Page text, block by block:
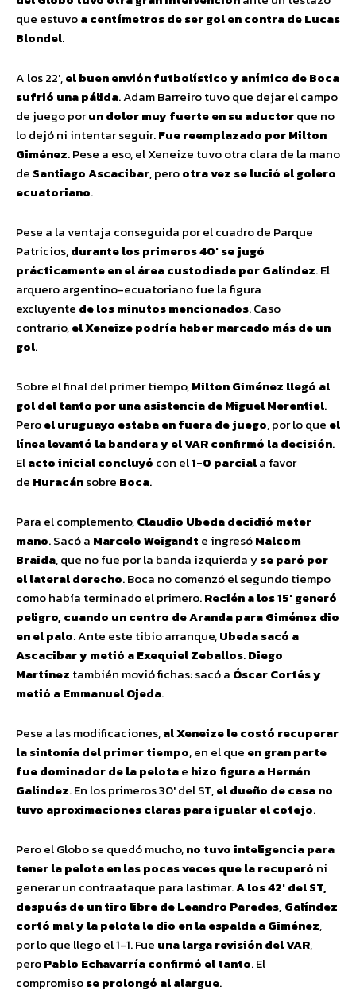
que estuvoa centímetros de ser gol en contra de Lucas
Blondel.
A los 22′,el buen envión futbolístico y anímico de Boca
sufrió una pálida. Adam Barreiro tuvo que dejar el campo
de juego porun dolor muy fuerte en su aductorque no
lo dejó ni intentar seguir.Fue reemplazado por Milton
Giménez. Pese a eso, el Xeneize tuvo otra clara de la mano
de Santiago Ascacibar, perootra vez se lució el golero
ecuatoriano.
Pese a la ventaja conseguida por el cuadro de Parque
Patricios,durante los primeros 40′ se jugó
prácticamente en el área custodiada por Galíndez. El
arquero argentino-ecuatoriano fue la figura
excluyente de los minutos mencionados. Caso
contrario,el Xeneize podría haber marcado más de un
gol.
Sobre el final del primer tiempo,Milton Giménez llegó al
gol del tanto por una asistencia de Miguel Merentiel.
Peroel uruguayo estaba en fuera de juego, por lo que el
línea levantó la bandera y el VAR confirmó la decisión.
Elacto inicial concluyó con el1-0 parciala favor
de Huracánsobre Boca.
Para el complemento,Claudio Ubeda decidió meter
mano. Sacó a Marcelo Weigandt e ingresóMalcom
Braida, que no fue por la banda izquierda yse paró por
el lateral derecho. Boca no comenzó el segundo tiempo
como había terminado el primero.Recién a los 15′ generó
peligro, cuando un centro de Aranda para Giménez dio
en el palo. Ante este tibio arranque,Ubeda sacó a
Ascacibar y metió a Exequiel Zeballos.Diego
Martínez también movió fichas: sacó a Óscar Cortés y
metió a Emmanuel Ojeda.
Pese a las modificaciones,al Xeneize le costó recuperar
la sintonía del primer tiempo, en el que en gran parte
fue dominador de la pelotae hizo figura a Hernán
Galíndez. En los primeros 30′ del ST,el dueño de casa no
tuvo aproximaciones claras para igualar el cotejo.
Pero el Globo se quedó mucho,no tuvo inteligencia para
tener la pelota en las pocas veces que la recuperó ni
generar un contraataque para lastimar.A los 42′ del ST,
después de un tiro libre de Leandro Paredes, Galíndez
cortó mal y la pelota le dio en la espalda a Giménez,
por lo que llego el 1-1. Fue una larga revisión del VAR,
peroPablo Echavarría confirmó el tanto. El
compromisose prolongó al alargue.